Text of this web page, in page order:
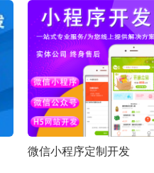
微信小程序定制开发